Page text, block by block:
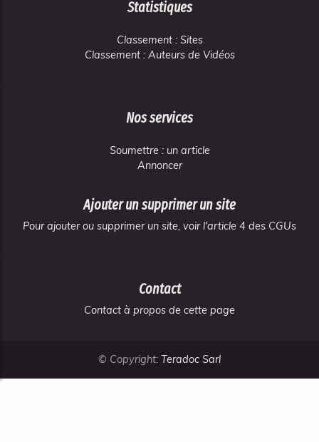
Statistiques
Classement : Sites
Classement : Auteurs de Vidéos
Nos services
Soumettre : un article
Annoncer
Ajouter un supprimer un site
Pour ajouter ou supprimer un site, voir l'article 4 des CGUs
Contact
Contact à propos de cette page
© Copyright: Teradoc Sarl